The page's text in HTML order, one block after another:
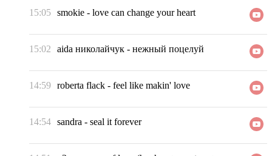
15:05 smokie - love can change your heart
15:02 aida николайчук - нежный поцелуй
14:59 roberta flack - feel like makin' love
14:54 sandra - seal it forever